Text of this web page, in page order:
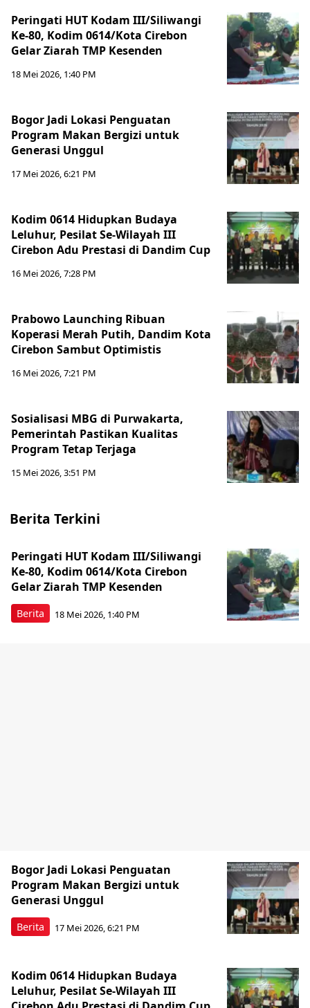
Peringati HUT Kodam III/Siliwangi
Ke-80, Kodim 0614/Kota Cirebon
Gelar Ziarah TMP Kesenden
18 Mei 2026, 1:40 PM
Bogor Jadi Lokasi Penguatan
Program Makan Bergizi untuk
Generasi Unggul
17 Mei 2026, 6:21 PM
Kodim 0614 Hidupkan Budaya
Leluhur, Pesilat Se-Wilayah III
Cirebon Adu Prestasi di Dandim Cup
16 Mei 2026, 7:28 PM
Prabowo Launching Ribuan
Koperasi Merah Putih, Dandim Kota
Cirebon Sambut Optimistis
16 Mei 2026, 7:21 PM
Sosialisasi MBG di Purwakarta,
Pemerintah Pastikan Kualitas
Program Tetap Terjaga
15 Mei 2026, 3:51 PM
Berita Terkini
Berita
Peringati HUT Kodam III/Siliwangi
Ke-80, Kodim 0614/Kota Cirebon
Gelar Ziarah TMP Kesenden
18 Mei 2026, 1:40 PM
Berita
Bogor Jadi Lokasi Penguatan
Program Makan Bergizi untuk
Generasi Unggul
17 Mei 2026, 6:21 PM
Kodim 0614 Hidupkan Budaya
Leluhur, Pesilat Se-Wilayah III